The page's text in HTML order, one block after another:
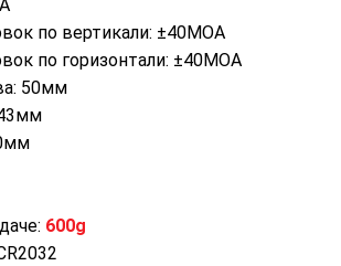
по вертикали: ±40MOA
по горизонтали: ±40MOA
50мм
600g